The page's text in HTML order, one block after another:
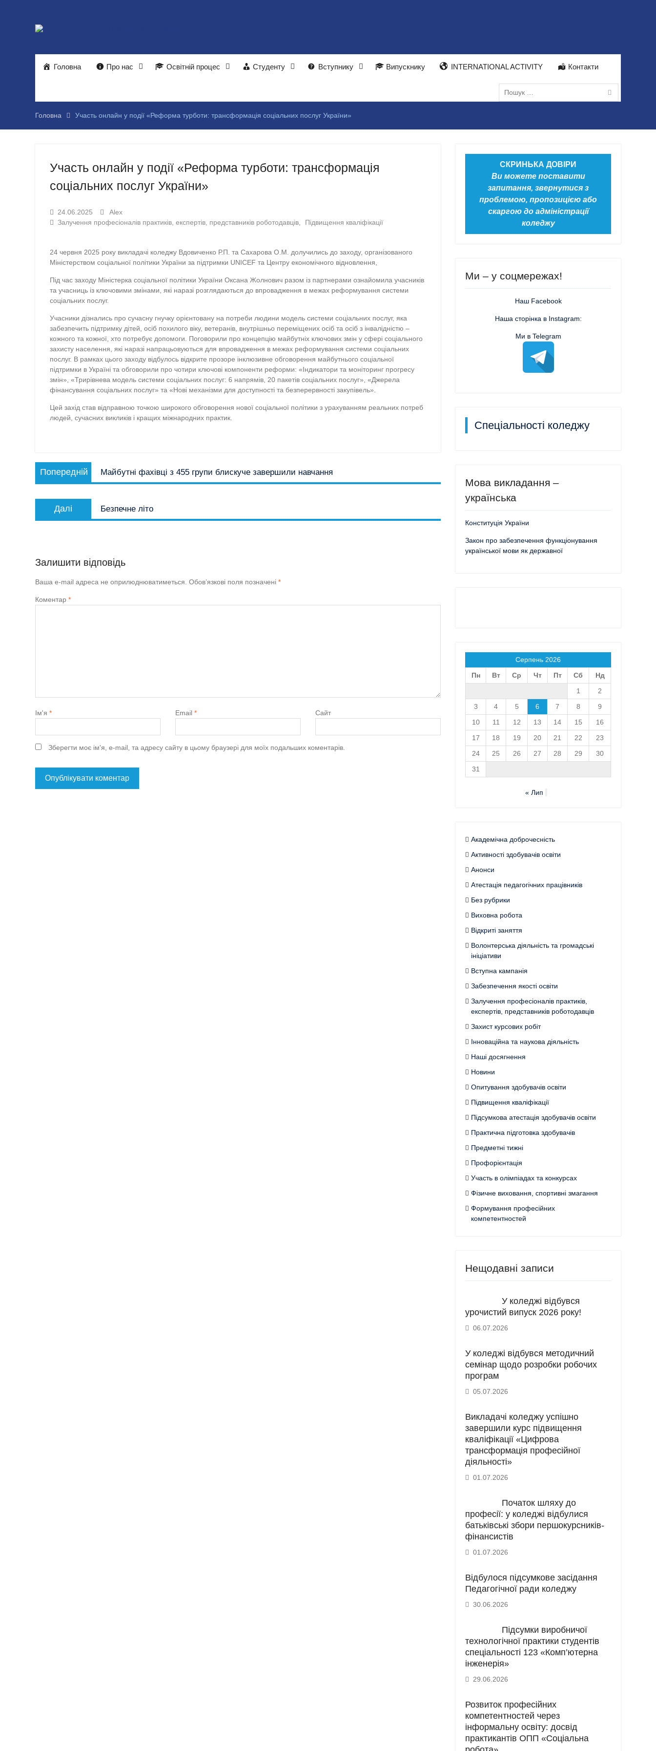
Головна Про нас Освітній процес Студенту Вступнику Випускнику INTERNATIONAL ACTIVITY Контакти
Пошук:
Головна Участь онлайн у події «Реформа турботи: трансформація соціальних послуг України»
Участь онлайн у події «Реформа турботи: трансформація
соціальних послуг України»
24.06.2025
Alex
Залучення професіоналів практиків, експертів, представників роботодавців
Підвищення кваліфікації
24 червня 2025 року викладачі коледжу Вдовиченко Р.П. та Сахарова О.М. долучились до заходу, організованого
Міністерством соціальної політики України за підтримки UNICEF та Центру економічного відновлення,
Під час заходу Міністерка соціальної політики України Оксана Жолнович разом із партнерами ознайомила учасників
та учасниць із ключовими змінами, які наразі розглядаються до впровадження в межах реформування системи
соціальних послуг.
Учасники дізнались про сучасну гнучку орієнтовану на потреби людини модель системи соціальних послуг, яка
забезпечить підтримку дітей, осіб похилого віку, ветеранів, внутрішньо переміщених осіб та осіб з інвалідністю ‒
кожного та кожної, хто потребує допомоги. Поговорили про концепцію майбутніх ключових змін у сфері соціального
захисту населення, які наразі напрацьовуються для впровадження в межах реформування системи соціальних
послуг. В рамках цього заходу відбулось відкрите прозоре інклюзивне обговорення майбутнього соціальної
підтримки в Україні та обговорили про чотири ключові компоненти реформи: «Індикатори та моніторинг прогресу
змін», «Трирівнева модель системи соціальних послуг: 6 напрямів, 20 пакетів соціальних послуг», «Джерела
фінансування соціальних послуг» та «Нові механізми для доступності та безперервності закупівель».
Цей захід став відправною точкою широкого обговорення нової соціальної політики з урахуванням реальних потреб
людей, сучасних викликів і кращих міжнародних практик.
Навігація
записів
Попередній
Попередній
запис:
Майбутні фахівці з 455 групи блискуче завершили навчання
Далі
запис:
Безпечне літо
Залишити відповідь
Ваша e-mail адреса не оприлюднюватиметься. Обов’язкові поля позначені *
Коментар *
Ім'я * Email * Сайт
Зберегти моє ім'я, e-mail, та адресу сайту в цьому браузері для моїх подальших коментарів.
СКРИНЬКА ДОВІРИ
Ви можете поставити
запитання, звернутися з
проблемою, пропозицією або
скаргою до адміністрації
коледжу
Ми – у соцмережах!
Наш Facebook
Наша сторінка в Instagram:
Ми в Telegram
Спеціальності коледжу
Мова викладання –
українська
Конституція України
Закон про забезпечення функціонування
української мови як державної
Серпень 2026
Пн
Вт Ср Чт Пт Сб
Нд
1
2
3
4 5 6 7 8
9
10
11 12 13 14 15
16
17
18 19 20 21 22
23
24
25 26 27 28 29
30
31
« Лип
Академічна доброчесність
Активності здобувачів освіти
Анонси
Атестація педагогічних працівників
Без рубрики
Виховна робота
Відкриті заняття
Волонтерська діяльність та громадські
ініціативи
Вступна кампанія
Забезпечення якості освіти
Залучення професіоналів практиків,
експертів, представників роботодавців
Захист курсових робіт
Інноваційна та наукова діяльність
Наші досягнення
Новини
Опитування здобувачів освіти
Підвищення кваліфікації
Підсумкова атестація здобувачів освіти
Практична підготовка здобувачів
Предметні тижні
Профорієнтація
Участь в олімпіадах та конкурсах
Фізичне виховання, спортивні змагання
Формування професійних
компетентностей
Нещодавні записи
У коледжі відбувся
урочистий випуск 2026 року!
06.07.2026
У коледжі відбувся методичний
семінар щодо розробки робочих
програм
05.07.2026
Викладачі коледжу успішно
завершили курс підвищення
кваліфікації «Цифрова
трансформація професійної
діяльності»
01.07.2026
Початок шляху до
професії: у коледжі відбулися
батьківські збори першокурсників-
фінансистів
01.07.2026
Відбулося підсумкове засідання
Педагогічної ради коледжу
30.06.2026
Підсумки виробничої
технологічної практики студентів
спеціальності 123 «Комп’ютерна
інженерія»
29.06.2026
Розвиток професійних
компетентностей через
інформальну освіту: досвід
практикантів ОПП «Соціальна